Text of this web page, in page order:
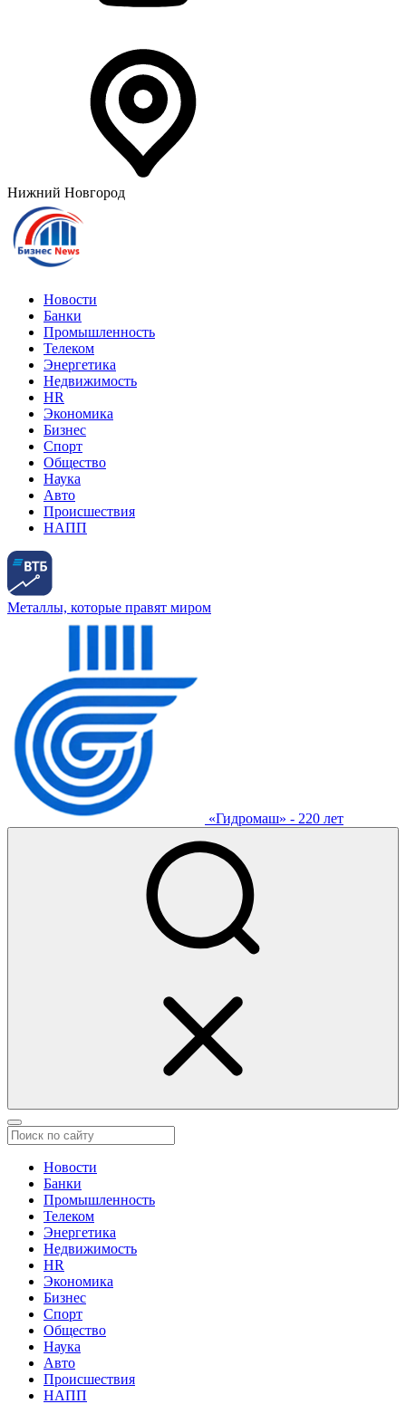
Нижний Новгород
Новости
Банки
Промышленность
Телеком
Энергетика
Недвижимость
HR
Экономика
Бизнес
Спорт
Общество
Наука
Авто
Происшествия
НАПП
Металлы, которые правят миром
«Гидромаш» - 220 лет
Новости
Банки
Промышленность
Телеком
Энергетика
Недвижимость
HR
Экономика
Бизнес
Спорт
Общество
Наука
Авто
Происшествия
НАПП